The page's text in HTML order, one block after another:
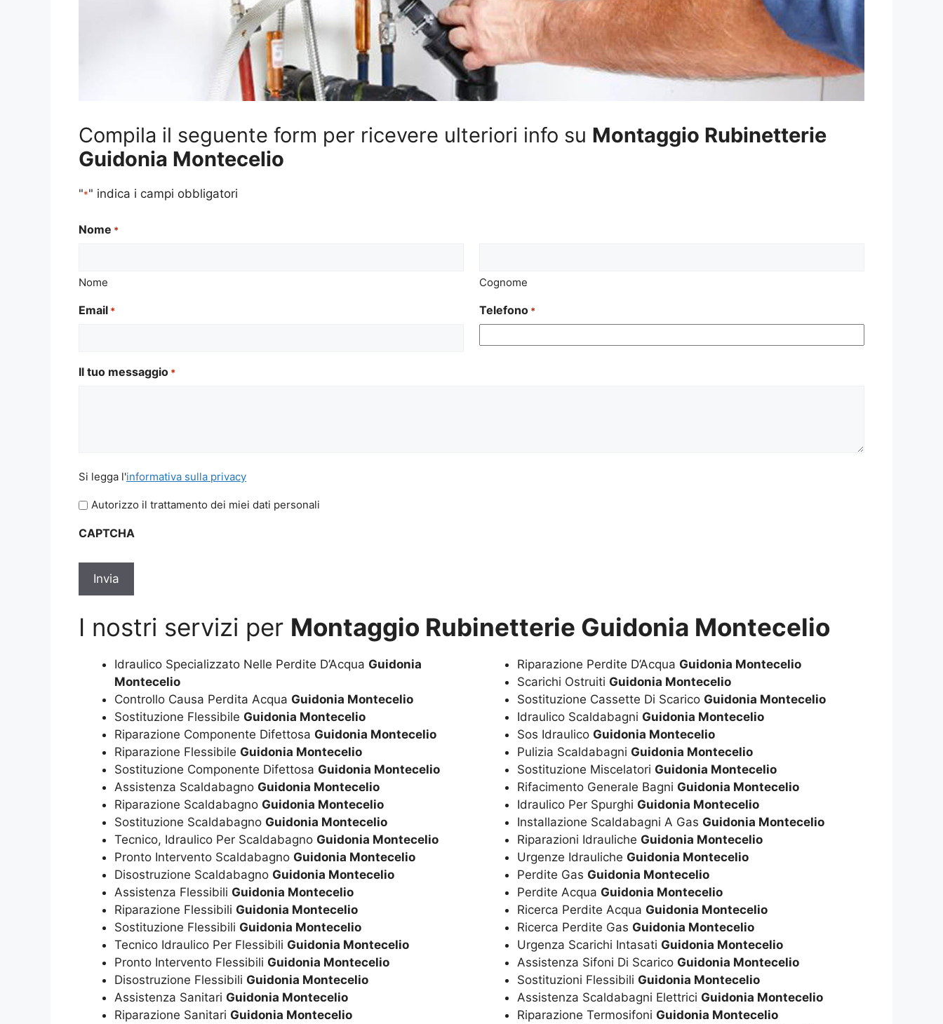
Compila il seguente form per ricevere ulteriori info su Montaggio Rubinetterie
Guidonia Montecelio
"*" indica i campi obbligatori
Nome *
Nome Cognome
Email * Telefono *
Il tuo messaggio *
Si
l'informativa
sulla
*
Si legga l'informativa sulla privacy
Autorizzo il trattamento dei miei dati personali
CAPTCHA
I nostri servizi per Montaggio Rubinetterie Guidonia Montecelio
Idraulico Specializzato Nelle Perdite D’Acqua Guidonia
Montecelio
Controllo Causa Perdita Acqua Guidonia Montecelio
Sostituzione Flessibile Guidonia Montecelio
Riparazione Componente Difettosa Guidonia Montecelio
Riparazione Flessibile Guidonia Montecelio
Sostituzione Componente Difettosa Guidonia Montecelio
Assistenza Scaldabagno Guidonia Montecelio
Riparazione Scaldabagno Guidonia Montecelio
Sostituzione Scaldabagno Guidonia Montecelio
Tecnico, Idraulico Per Scaldabagno Guidonia Montecelio
Pronto Intervento Scaldabagno Guidonia Montecelio
Disostruzione Scaldabagno Guidonia Montecelio
Assistenza Flessibili Guidonia Montecelio
Riparazione Flessibili Guidonia Montecelio
Sostituzione Flessibili Guidonia Montecelio
Tecnico Idraulico Per Flessibili Guidonia Montecelio
Pronto Intervento Flessibili Guidonia Montecelio
Disostruzione Flessibili Guidonia Montecelio
Assistenza Sanitari Guidonia Montecelio
Riparazione Sanitari Guidonia Montecelio
Riparazione Perdite D’Acqua Guidonia Montecelio
Scarichi Ostruiti Guidonia Montecelio
Sostituzione Cassette Di Scarico Guidonia Montecelio
Idraulico Scaldabagni Guidonia Montecelio
Sos Idraulico Guidonia Montecelio
Pulizia Scaldabagni Guidonia Montecelio
Sostituzione Miscelatori Guidonia Montecelio
Rifacimento Generale Bagni Guidonia Montecelio
Idraulico Per Spurghi Guidonia Montecelio
Installazione Scaldabagni A Gas Guidonia Montecelio
Riparazioni Idrauliche Guidonia Montecelio
Urgenze Idrauliche Guidonia Montecelio
Perdite Gas Guidonia Montecelio
Perdite Acqua Guidonia Montecelio
Ricerca Perdite Acqua Guidonia Montecelio
Ricerca Perdite Gas Guidonia Montecelio
Urgenza Scarichi Intasati Guidonia Montecelio
Assistenza Sifoni Di Scarico Guidonia Montecelio
Sostituzioni Flessibili Guidonia Montecelio
Assistenza Scaldabagni Elettrici Guidonia Montecelio
Riparazione Termosifoni Guidonia Montecelio